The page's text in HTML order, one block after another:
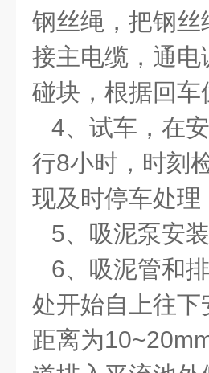
钢丝绳，把钢
接主电缆，通
碰块，根据回
4、试车，在
行8小时，时刻
现及时停车处
5、吸泥泵安
6、吸泥管和
处开始自上往
距离为